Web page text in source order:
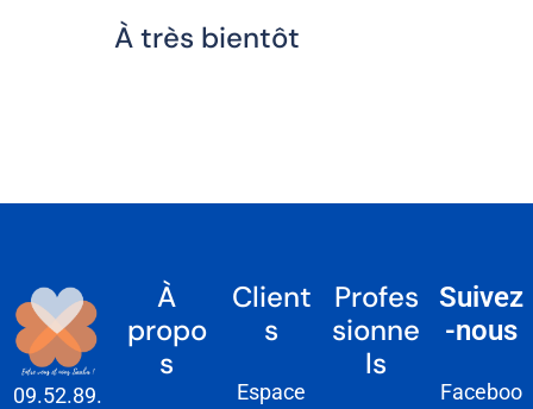
À très bientôt
09.52.89.
À
propo
s
Client
s
Espace
Profes
sionne
ls
Suivez
-nous
Faceboo